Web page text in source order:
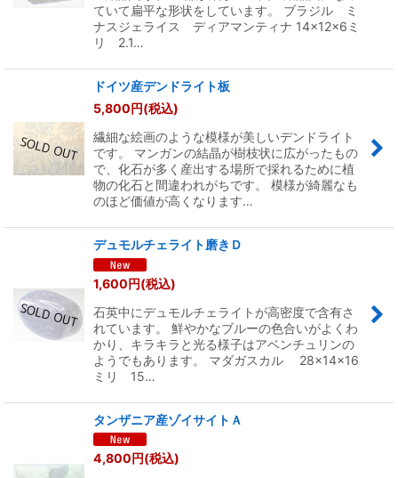
ていて扁平な形状をしています。 ブラジル ミ
ナスジェライス ディアマンティナ 14×12×6ミ
リ 2.1…
ドイツ産デンドライト板
5,800円(税込)
繊細な絵画のような模様が美しいデンドライト
です。 マンガンの結晶が樹枝状に広がったもの
で、化石が多く産出する場所で採れるために植
物の化石と間違われがちです。 模様が綺麗なも
のほど価値が高くなります…
デュモルチェライト磨きＤ
1,600円(税込)
石英中にデュモルチェライトが高密度で含有さ
れています。 鮮やかなブルーの色合いがよくわ
かり、キラキラと光る様子はアベンチュリンの
ようでもあります。 マダガスカル 28×14×16
ミリ 15…
タンザニア産ゾイサイトＡ
4,800 円(税込)